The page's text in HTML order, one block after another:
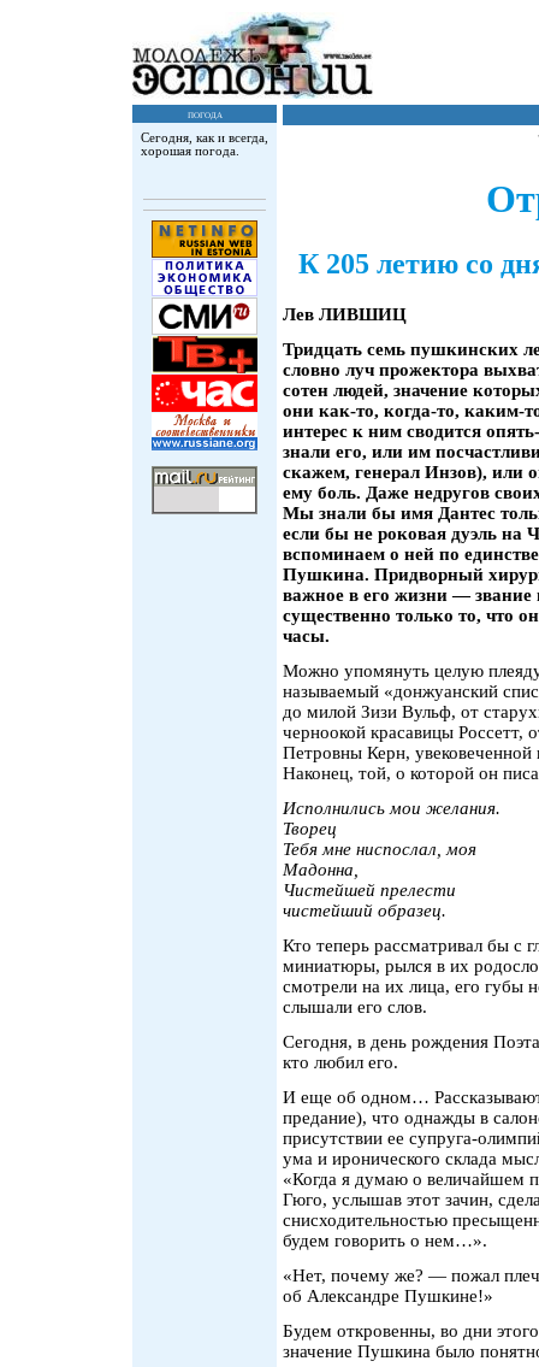
погода
Сегодня, как и всегда,
хорошая погода.
К 205 летию со
Лев ЛИВШИЦ
Тридцать семь пушкинских
словно луч прожектора
сотен людей, значение
они как-то, когда-то, каким-
интерес к ним сводится
знали его, или им
скажем, генерал Инзов), или
ему боль. Даже недругов
Мы знали бы имя Дантес
если бы не роковая дуэль
вспоминаем о ней по
Пушкина. Придворный
важное в его жизни — звание
существенно только то, что
часы.
Можно упомянуть целую
называемый «донжуанский
до милой Зизи Вульф, от
черноокой красавицы
Петровны Керн,
Наконец, той, о которой он
Исполнились мои желания.
Творец
Тебя мне ниспослал, моя
Мадонна,
Чистейшей прелести
чистейший образец.
Кто теперь рассматривал бы с
миниатюры, рылся в их
смотрели на их лица, его губы
слышали его слов.
Сегодня, в день рождения
кто любил его.
И еще об одном…
предание), что однажды в
присутствии ее супруга-
ума и иронического склада
«Когда я думаю о величайшем
Гюго, услышав этот зачин,
снисходительностью
будем говорить о нем…».
«Нет, почему же? — пожал
об Александре Пушкине!»
Будем откровенны, во дни
значение Пушкина было